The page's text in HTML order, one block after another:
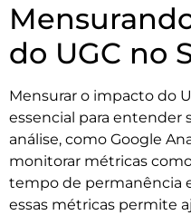
do UGC no
Mensurar o impacto do
essencial para entender
análise, como Google
monitorar métricas
tempo de permanência
essas métricas permite